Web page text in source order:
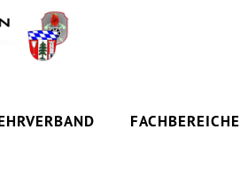
FACHBEREICHE